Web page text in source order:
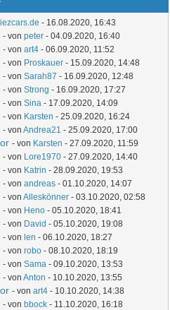
- 16.08.2020, 16:43
- vonpeter - 04.09.2020, 16:40
- vonart4 - 06.09.2020, 11:52
- von Proskauer - 15.09.2020, 14:48
- vonSarah87 - 16.09.2020, 12:48
- vonStrong - 16.09.2020, 17:27
- vonSina - 17.09.2020, 14:09
- von Karsten - 25.09.2020, 16:24
- vonAndrea21 - 25.09.2020, 17:00
- von Karsten - 27.09.2020, 11:59
- von Lore1970 - 27.09.2020, 14:40
- von Katrin - 28.09.2020, 19:53
- vonandreas - 01.10.2020, 14:07
- vonAlleskönner - 03.10.2020, 02:58
- von Heno - 05.10.2020, 18:41
- von David - 05.10.2020, 19:08
- von len - 06.10.2020, 18:27
- vonrobo - 08.10.2020, 18:19
- vonSama - 09.10.2020, 13:53
- vonAnton - 10.10.2020, 13:55
- vonart4 - 10.10.2020, 14:38
- von bbock - 11.10.2020, 16:18